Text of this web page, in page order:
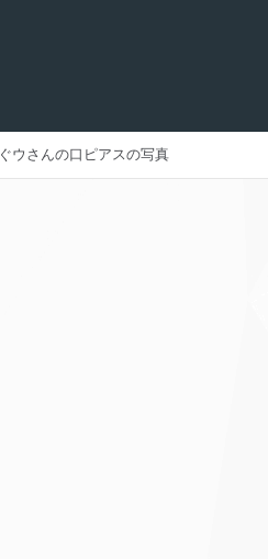
ぐウさんの口ピアスの写真